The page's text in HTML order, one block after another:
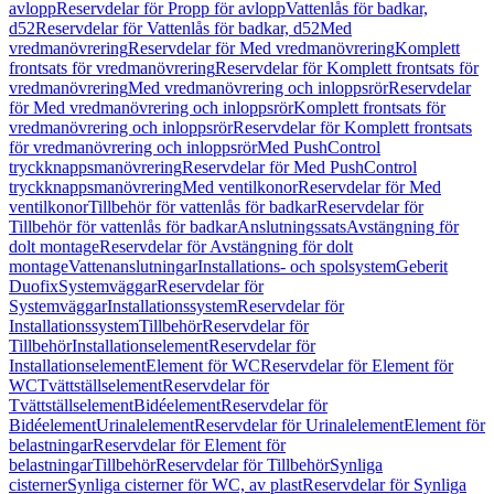
avloppReservdelar för Propp för avloppVattenlås för badkar,
d52Reservdelar för Vattenlås för badkar, d52Med
vredmanövreringReservdelar för Med vredmanövreringKomplett
frontsats för vredmanövreringReservdelar för Komplett frontsats för
vredmanövreringMed vredmanövrering och inloppsrörReservdelar
för Med vredmanövrering och inloppsrörKomplett frontsats för
vredmanövrering och inloppsrörReservdelar för Komplett frontsats
för vredmanövrering och inloppsrörMed PushControl
tryckknappsmanövreringReservdelar för Med PushControl
tryckknappsmanövreringMed ventilkonorReservdelar för Med
ventilkonorTillbehör för vattenlås för badkarReservdelar för
Tillbehör för vattenlås för badkarAnslutningssatsAvstängning för
dolt montageReservdelar för Avstängning för dolt
montageVattenanslutningarInstallations- och spolsystemGeberit
DuofixSystemväggarReservdelar för
SystemväggarInstallationssystemReservdelar för
InstallationssystemTillbehörReservdelar för
TillbehörInstallationselementReservdelar för
InstallationselementElement för WCReservdelar för Element för
WCTvättställselementReservdelar för
TvättställselementBidéelementReservdelar för
BidéelementUrinalelementReservdelar för UrinalelementElement för
belastningarReservdelar för Element för
belastningarTillbehörReservdelar för TillbehörSynliga
cisternerSynliga cisterner för WC, av plastReservdelar för Synliga